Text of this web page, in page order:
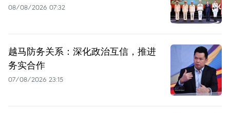
08/08/2026 07:32
越马防务关系：深化政治互信，推进
务实合作
07/08/2026 23:15